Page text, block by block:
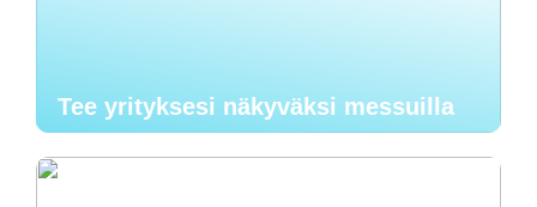
Tee yrityksesi näkyväksi messuilla